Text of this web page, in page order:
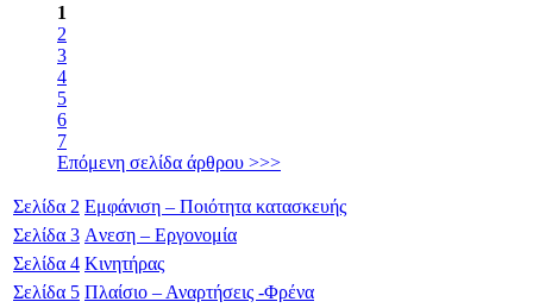
1
2
3
4
5
6
7
Επόμενη σελίδα άρθρου >>>
Σελίδα 2 Εμφάνιση – Ποιότητα κατασκευής
Σελίδα 3 Aνεση – Εργονομία
Σελίδα 4 Κινητήρας
Σελίδα 5 Πλαίσιο – Αναρτήσεις -Φρένα